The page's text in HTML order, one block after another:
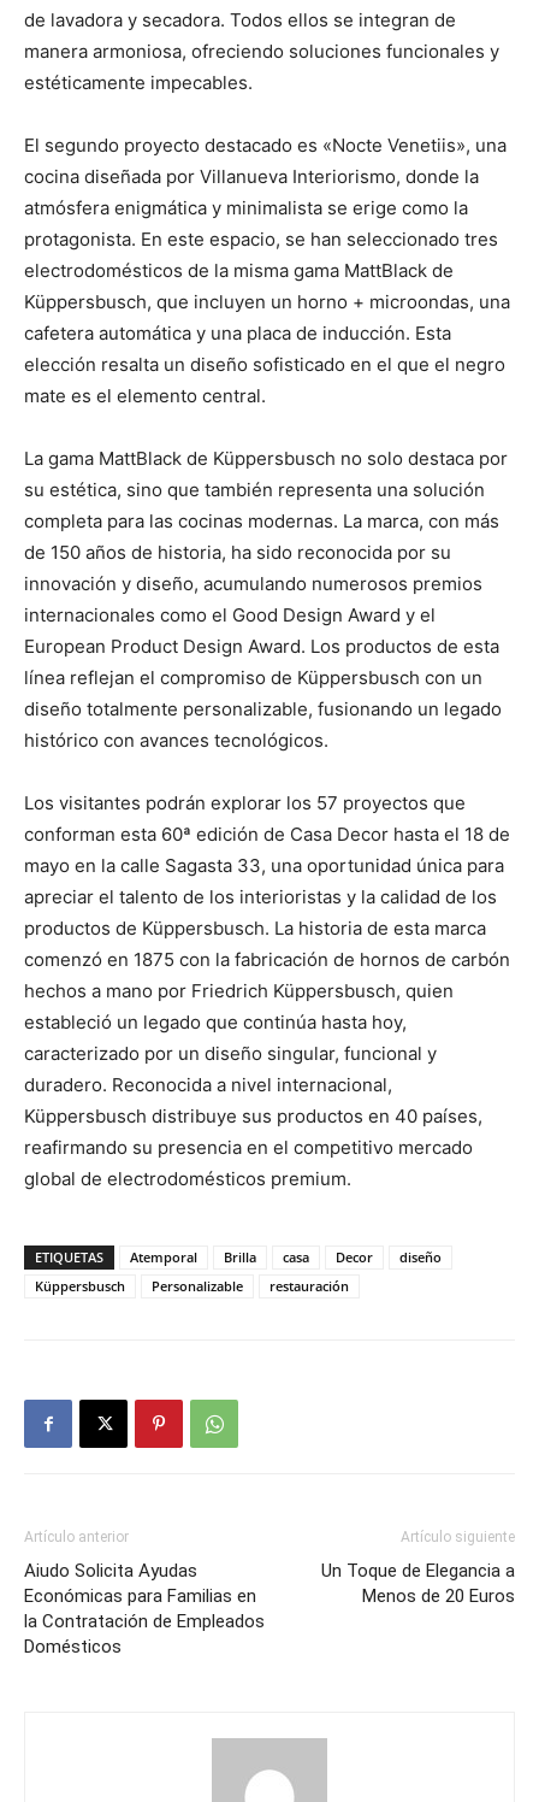
de lavadora y secadora. Todos ellos se integran de
manera armoniosa, ofreciendo soluciones funcionales y
estéticamente impecables.
El segundo proyecto destacado es «Nocte Venetiis», una
cocina diseñada por Villanueva Interiorismo, donde la
atmósfera enigmática y minimalista se erige como la
protagonista. En este espacio, se han seleccionado tres
electrodomésticos de la misma gama MattBlack de
Küppersbusch, que incluyen un horno + microondas, una
cafetera automática y una placa de inducción. Esta
elección resalta un diseño sofisticado en el que el negro
mate es el elemento central.
La gama MattBlack de Küppersbusch no solo destaca por
su estética, sino que también representa una solución
completa para las cocinas modernas. La marca, con más
de 150 años de historia, ha sido reconocida por su
innovación y diseño, acumulando numerosos premios
internacionales como el Good Design Award y el
European Product Design Award. Los productos de esta
línea reflejan el compromiso de Küppersbusch con un
diseño totalmente personalizable, fusionando un legado
histórico con avances tecnológicos.
Los visitantes podrán explorar los 57 proyectos que
conforman esta 60ª edición de Casa Decor hasta el 18 de
mayo en la calle Sagasta 33, una oportunidad única para
apreciar el talento de los interioristas y la calidad de los
productos de Küppersbusch. La historia de esta marca
comenzó en 1875 con la fabricación de hornos de carbón
hechos a mano por Friedrich Küppersbusch, quien
estableció un legado que continúa hasta hoy,
caracterizado por un diseño singular, funcional y
duradero. Reconocida a nivel internacional,
Küppersbusch distribuye sus productos en 40 países,
reafirmando su presencia en el competitivo mercado
global de electrodomésticos premium.
ETIQUETAS Atemporal Brilla casa Decor
diseño
Küppersbusch
Personalizable restauración
Artículo anterior
Aiudo Solicita Ayudas
Económicas para Familias en
la Contratación de Empleados
Domésticos
Artículo siguiente
Un Toque de Elegancia a
Menos de 20 Euros